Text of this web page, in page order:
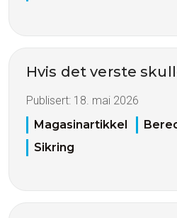
Hvis det verste
Publisert: 18. mai 2026
Magasinartikkel
Sikring